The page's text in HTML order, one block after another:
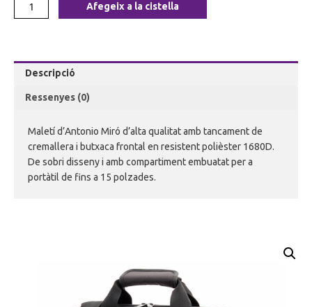
Afegeix a la cistella
Descripció
Ressenyes (0)
Maletí d’Antonio Miró d’alta qualitat amb tancament de
cremallera i butxaca frontal en resistent polièster 1680D.
De sobri disseny i amb compartiment embuatat per a
portàtil de fins a 15 polzades.